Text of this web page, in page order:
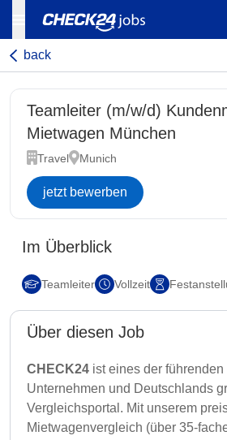
back
Teamleiter (m/w/d)
Mietwagen München
Travel Munich
jetzt bewerben
Im Überblick
Teamleiter Vollzeit
Über diesen Job
CHECK24 ist eines der
Unternehmen und Deutschlands
Vergleichsportal. Mit unserem
Mietwagenvergleich (über 35-